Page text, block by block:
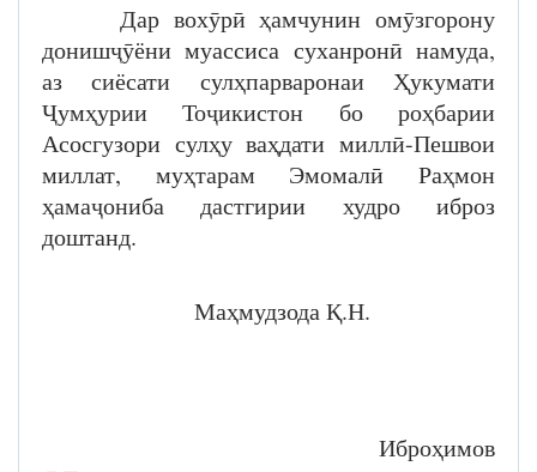
Дар вохӯрӣ ҳамчунин омӯзгорону
донишҷӯёни муассиса суханронӣ намуда,
аз сиёсати сулҳпарваронаи Ҳукумати
Ҷумҳурии Тоҷикистон бо роҳбарии
Асосгузори сулҳу ваҳдати миллӣ-Пешвои
миллат, муҳтарам Эмомалӣ Раҳмон
ҳамаҷониба дастгирии худро иброз
доштанд.
Маҳмудзода Қ.Н.
Иброҳимов